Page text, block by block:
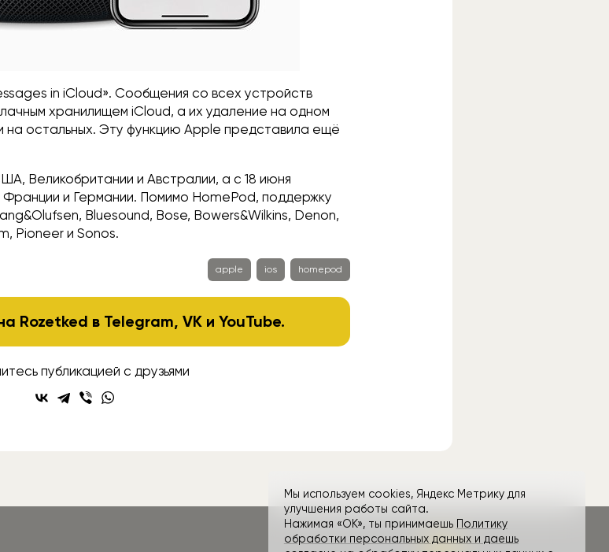
in iCloud». Сообщения со всех устройств
хранилищем iCloud, а их удаление на одном
на остальных. Эту функцию Apple представила ещё
Великобритании и Австралии, а с 18 июня
​​и Германии. Помимо HomePod, поддержку
Bluesound, Bose, Bowers&Wilkins, Denon,
Pioneer и Sonos.
apple ios homepod
Rozetked в Telegram,VK иYouTube.
публикацией с друзьями
Мы используем cookies, Яндекс Метрику для
улучшения работы сайта.
Нажимая «ОК», ты принимаешь Политику
обработки персональных данных и даешь